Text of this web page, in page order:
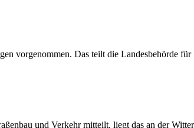
vorgenommen. Das teilt die Landesbehörde
und Verkehr mitteilt, liegt das an der